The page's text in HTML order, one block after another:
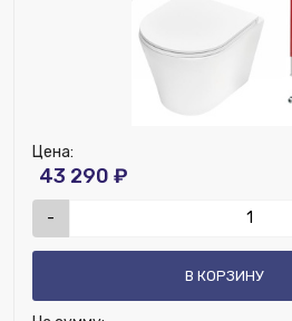
Цена:
43 290 ₽
-
В КОРЗИНУ